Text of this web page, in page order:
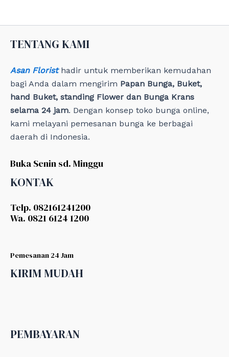
i
s
TENTANG KAMI
Asan Floristhadir untuk memberikan kemudahan
bagi Anda dalam mengirim Papan Bunga, Buket,
hand Buket, standing Flower dan Bunga Krans
selama 24 jam. Dengan konsep toko bunga online,
kami melayani pemesanan bunga ke berbagai
daerah di Indonesia.
Buka Senin sd. Minggu
KONTAK
Telp. 082161241200
Wa. 0821 6124 1200
Pemesanan 24 Jam
KIRIM MUDAH
PEMBAYARAN